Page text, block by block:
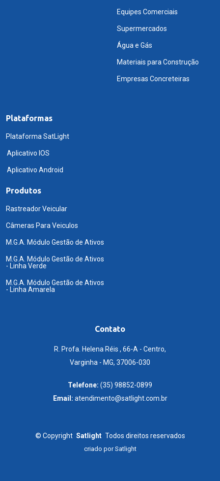
Equipes Comerciais
Supermercados
Água e Gás
Materiais para Construção
Empresas Concreteiras
Plataformas
Plataforma SatLight
Aplicativo IOS
Aplicativo Android
Produtos
Rastreador Veicular
Câmeras Para Veiculos
M.G.A. Módulo Gestão de Ativos
M.G.A. Módulo Gestão de Ativos
- Linha Verde
M.G.A. Módulo Gestão de Ativos
- Linha Amarela
Contato
R. Profa. Helena Réis , 66-A - Centro,
Varginha - MG, 37006-030
Telefone: (35) 98852-0899
Email: atendimento@satlight.com.br
© Copyright Satlight Todos direitos reservados
criado porSatlight